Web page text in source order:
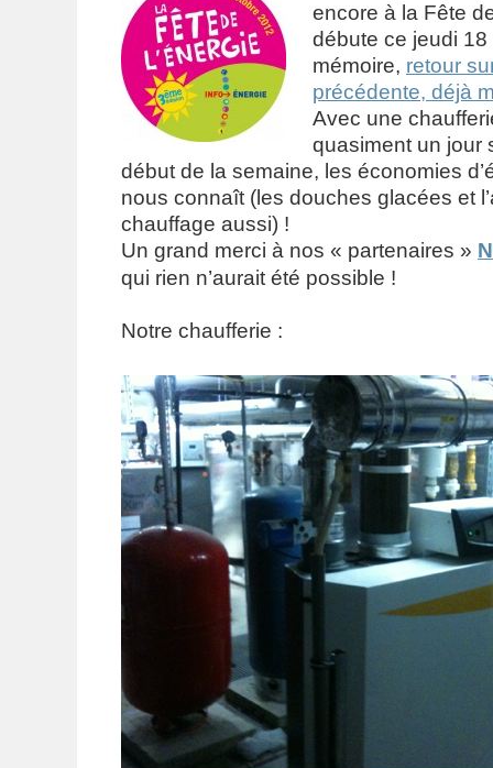
encore à la Fête
débute ce jeudi
mémoire, retour
précédente, déjà
Avec une
quasiment un jour
début de la semaine, les économies
nous connaît (les douches glacées et
chauffage aussi) !
Un grand merci à nos « partenaires »
qui rien n’aurait été possible !
Notre chaufferie :